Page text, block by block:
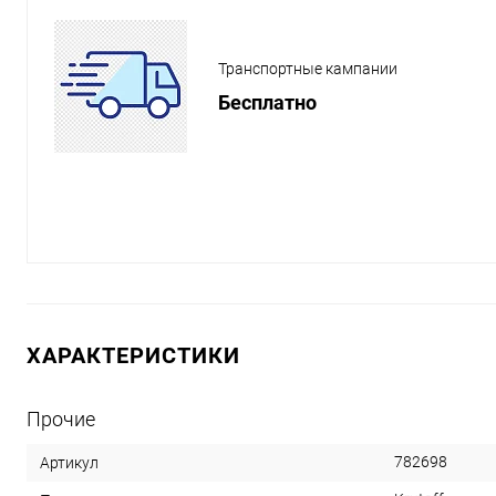
Транспортные кампании
Бесплатно
ХАРАКТЕРИСТИКИ
Прочие
Артикул 782698